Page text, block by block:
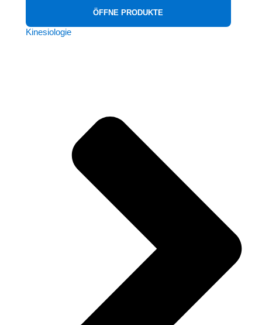
ÖFFNE PRODUKTE
Kinesiologie